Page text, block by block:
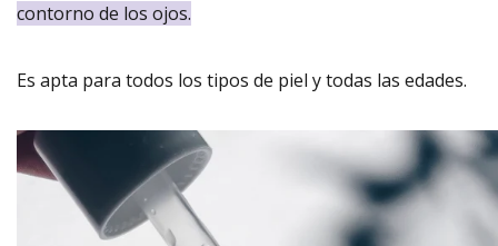
contorno de los ojos.
Es apta para todos los tipos de piel y todas las edades.